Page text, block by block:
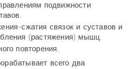
подвижности
сжатия связок и суставов и
(растяжения) мышц.
повторения.
всего два